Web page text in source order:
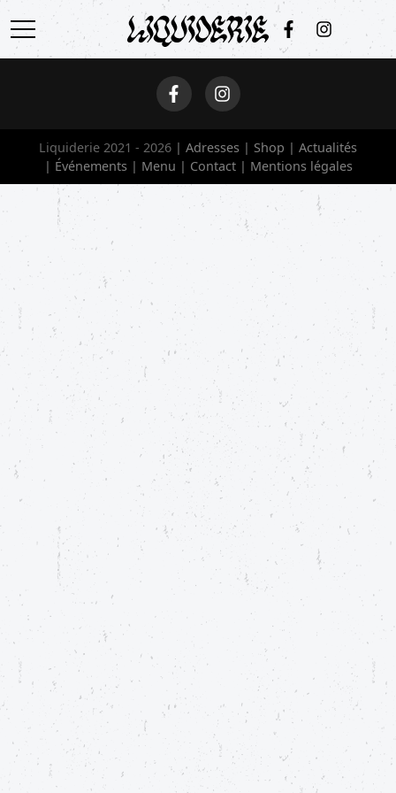
SHOP
ACTUALITÉS
ÉVÉNEMENTS
MENU
CONTACT
Liquiderie 2021 - 2026 Adresses Shop
Actualités
Événements
Menu Contact Mentions légales